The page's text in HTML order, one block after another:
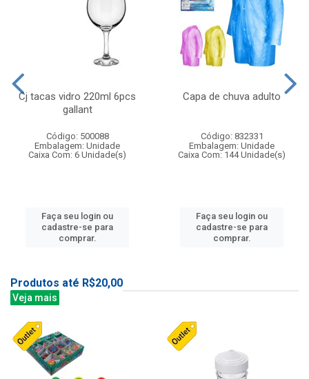
Cj tacas vidro 220ml 6pcs
gallant
Código: 500088
Embalagem: Unidade
Caixa Com: 6 Unidade(s)
Faça seu login ou
cadastre-se para
comprar.
Capa de chuva adulto
Código: 832331
Embalagem: Unidade
Caixa Com: 144 Unidade(s)
Faça seu login ou
cadastre-se para
comprar.
Produtos até R$20,00
Veja mais